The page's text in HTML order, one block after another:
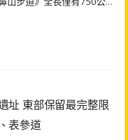
址 東部保留最完整限
表參道